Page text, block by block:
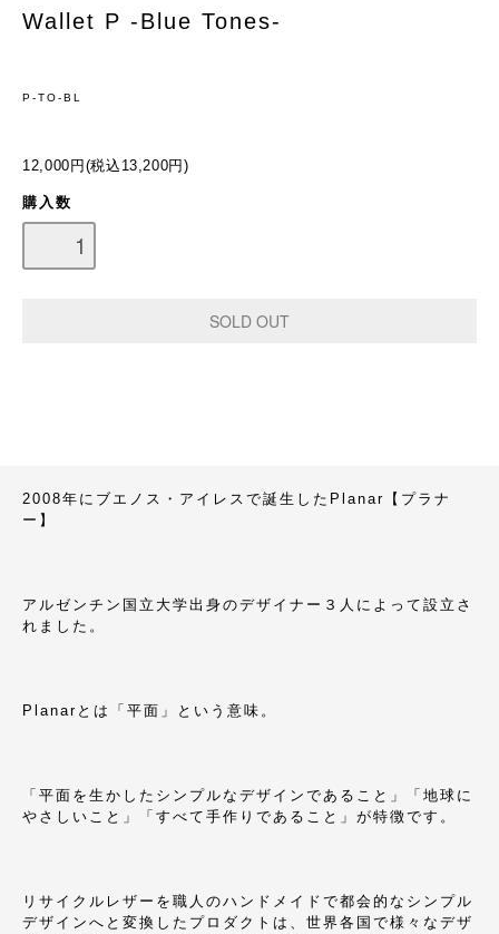
Wallet P -Blue Tones-
P-TO-BL
12,000円(税込13,200円)
購入数
2008年にブエノス・アイレスで誕生したPlanar【プラナ
ー】
アルゼンチン国立大学出身のデザイナー３人によって設立さ
れました。
Planarとは「平面」という意味。
「平面を生かしたシンプルなデザインであること」「地球に
やさしいこと」「すべて手作りであること」が特徴です。
リサイクルレザーを職人のハンドメイドで都会的なシンプル
デザインへと変換したプロダクトは、世界各国で様々なデザ